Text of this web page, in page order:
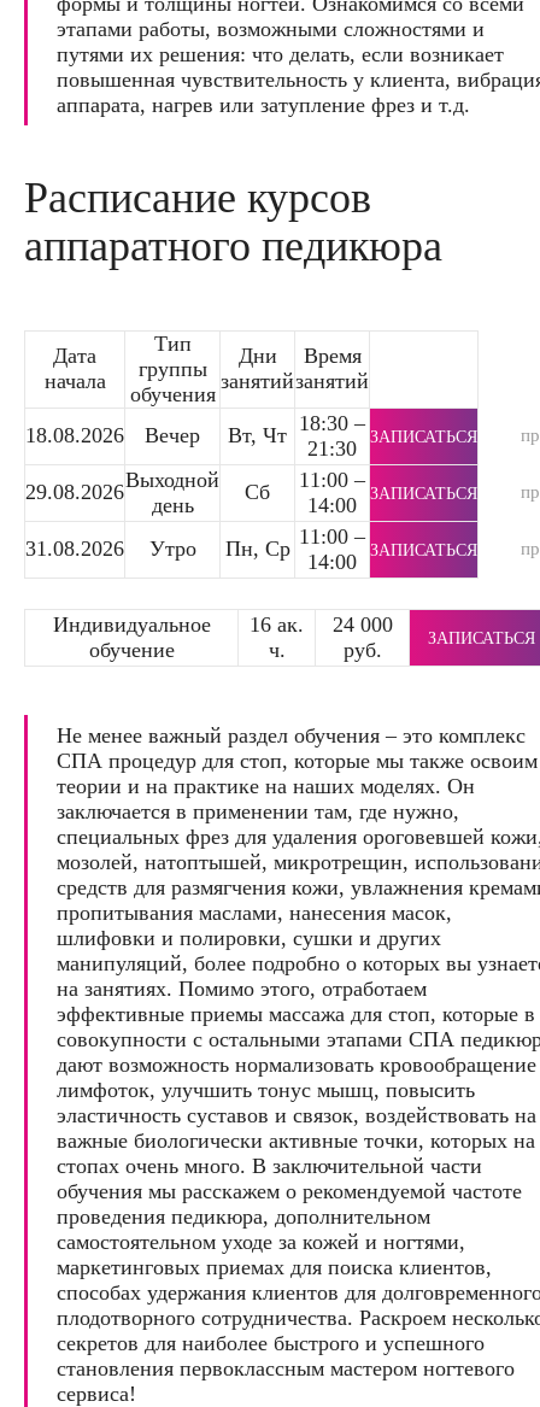
этапами работы, возможными сложностями и
путями их решения: что делать, если возникает
повышенная чувствительность у клиента,
аппарата, нагрев или затупление фрез и т.д.
Расписание курсов
аппаратного педикюра
Дата
начала
Тип
группы
обучения
Дни
занятий
Время
занятий
18.08.2026 Вечер Вт, Чт 18:30 –
21:30
ЗАПИСАТЬСЯ
29.08.2026Выходной
день
Сб
11:00 –
14:00
ЗАПИСАТЬСЯ
31.08.2026 Утро Пн, Ср 11:00 –
14:00
ЗАПИСАТЬСЯ
Индивидуальное
обучение
16 ак.
ч.
24 000
руб.
ЗАПИСАТЬСЯ
Не менее важный раздел обучения – это комплекс
СПА процедур для стоп, которые мы также
теории и на практике на наших моделях. Он
заключается в применении там, где нужно,
специальных фрез для удаления ороговевшей
мозолей, натоптышей, микротрещин,
средств для размягчения кожи, увлажнения
пропитывания маслами, нанесения масок,
шлифовки и полировки, сушки и других
манипуляций, более подробно о которых вы
на занятиях. Помимо этого, отработаем
эффективные приемы массажа для стоп, которые в
совокупности с остальными этапами СПА
дают возможность нормализовать
лимфоток, улучшить тонус мышц, повысить
эластичность суставов и связок, воздействовать на
важные биологически активные точки, которых на
стопах очень много. В заключительной части
обучения мы расскажем о рекомендуемой частоте
проведения педикюра, дополнительном
самостоятельном уходе за кожей и ногтями,
маркетинговых приемах для поиска клиентов,
способах удержания клиентов для
плодотворного сотрудничества. Раскроем
секретов для наиболее быстрого и успешного
становления первоклассным мастером ногтевого
сервиса!